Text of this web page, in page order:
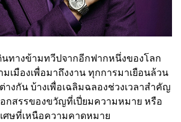
นทางข้ามทวีปจากอีกฟากหนึ่งของโลก
มเมืองเพื่อมาถึงงาน ทุกการมาเยือนล้วน
งกัน บ้างเพื่อเฉลิมฉลองช่วงเวลาสำคัญ
อกสรรของขวัญที่เปี่ยมความหมาย หรือ
ศษที่เหนือความคาดหมาย